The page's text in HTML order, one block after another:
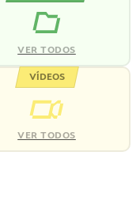
VER TODOS
VÍDEOS
VER TODOS